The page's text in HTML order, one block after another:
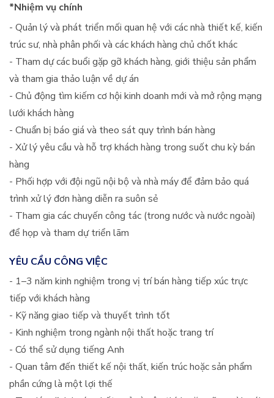
*Nhiệm vụ chính
- Quản lý và phát triển mối quan hệ với các nhà thiết kế, kiến
trúc sư, nhà phân phối và các khách hàng chủ chốt khác
- Tham dự các buổi gặp gỡ khách hàng, giới thiệu sản phẩm
và tham gia thảo luận về dự án
- Chủ động tìm kiếm cơ hội kinh doanh mới và mở rộng mạng
lưới khách hàng
- Chuẩn bị báo giá và theo sát quy trình bán hàng
- Xử lý yêu cầu và hỗ trợ khách hàng trong suốt chu kỳ bán
hàng
- Phối hợp với đội ngũ nội bộ và nhà máy để đảm bảo quá
trình xử lý đơn hàng diễn ra suôn sẻ
- Tham gia các chuyến công tác (trong nước và nước ngoài)
để họp và tham dự triển lãm
YÊU CẦU CÔNG VIỆC
- 1–3 năm kinh nghiệm trong vị trí bán hàng tiếp xúc trực
tiếp với khách hàng
- Kỹ năng giao tiếp và thuyết trình tốt
- Kinh nghiệm trong ngành nội thất hoặc trang trí
- Có thể sử dụng tiếng Anh
- Quan tâm đến thiết kế nội thất, kiến trúc hoặc sản phẩm
phần cứng là một lợi thế